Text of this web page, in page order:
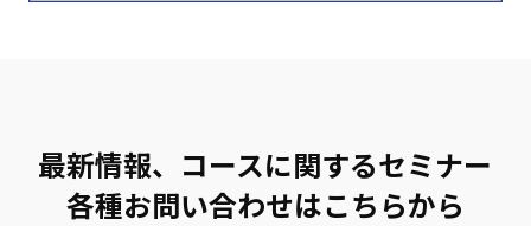
最新情報、コースに関するセミナー
各種お問い合わせはこちらから